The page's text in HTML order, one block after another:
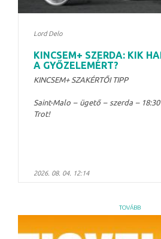
Lord Delo
KINCSEM+ SZERDA: KIK
A GYŐZELEMÉRT?
KINCSEM+ SZAKÉRTŐI TIPP
Saint-Malo – ügető – szerda –
Trot!
2026. 08. 04. 12:14
TOVÁBB